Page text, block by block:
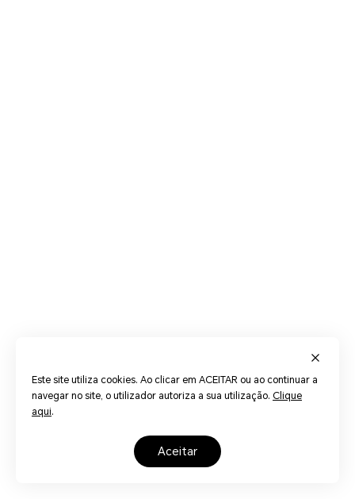
Este site utiliza cookies. Ao clicar em ACEITAR ou ao continuar a
navegar no site, o utilizador autoriza a sua utilização. Clique
aqui.
aceitar